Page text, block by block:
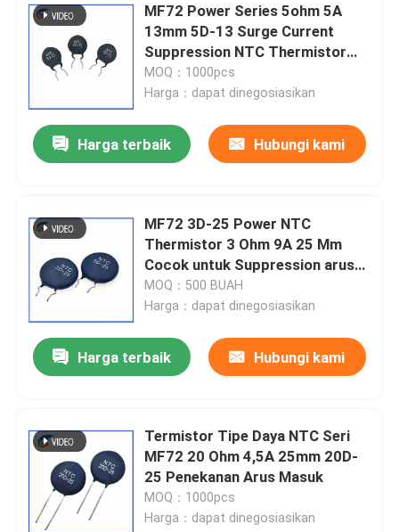
MF72 Power Series 5ohm 5A
13mm 5D-13 Surge Current
Suppression NTC Thermistor
Untuk Peralatan Pasokan Listrik
MOQ：1000pcs
Harga：dapat dinegosiasikan
Harga terbaik Hubungi kami
MF72 3D-25 Power NTC
Thermistor 3 Ohm 9A 25 Mm
Cocok untuk Suppression arus
gelombang pasokan daya tinggi
MOQ：500 BUAH
Harga：dapat dinegosiasikan
Harga terbaik Hubungi kami
Termistor Tipe Daya NTC Seri
MF72 20 Ohm 4,5A 25mm 20D-
25 Penekanan Arus Masuk
MOQ：1000pcs
Harga：dapat dinegosiasikan